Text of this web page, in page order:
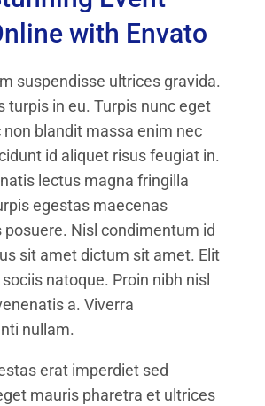
with Envato
suspendisse ultrices gravida.
turpis in eu. Turpis nunc eget
non blandit massa enim nec
id aliquet risus feugiat in.
lectus magna fringilla
egestas maecenas
Nisl condimentum id
sit amet dictum sit amet. Elit
natoque. Proin nibh nisl
a. Viverra
nullam.
erat imperdiet sed
mauris pharetra et ultrices